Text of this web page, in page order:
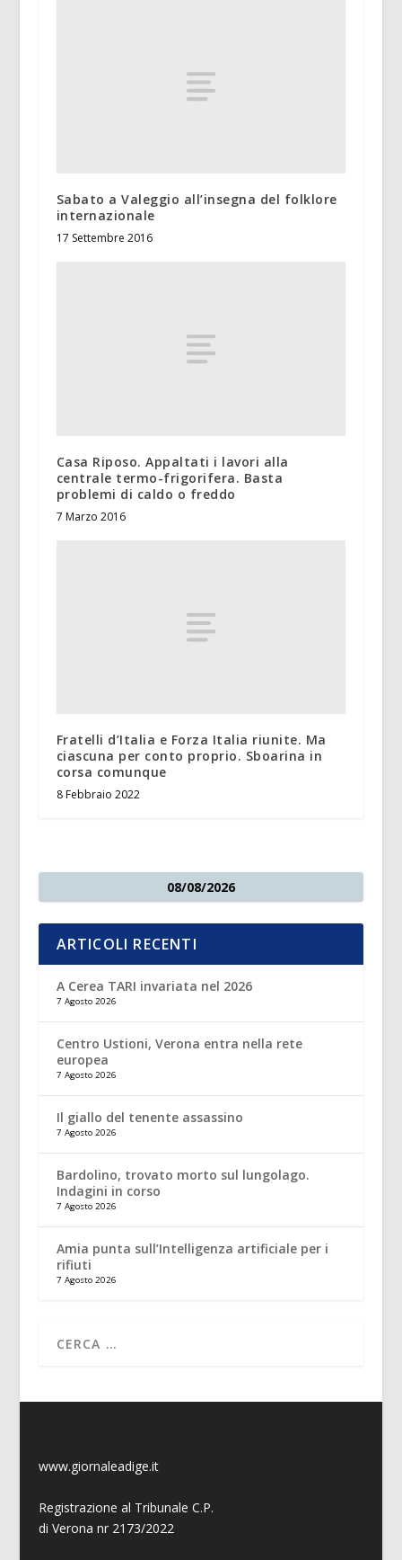
Sabato a Valeggio all’insegna del folklore
internazionale
17 Settembre 2016
Casa Riposo. Appaltati i lavori alla
centrale termo-frigorifera. Basta
problemi di caldo o freddo
7 Marzo 2016
Fratelli d’Italia e Forza Italia riunite. Ma
ciascuna per conto proprio. Sboarina in
corsa comunque
8 Febbraio 2022
08/08/2026
ARTICOLI RECENTI
A Cerea TARI invariata nel 2026
7 Agosto 2026
Centro Ustioni, Verona entra nella rete
europea
7 Agosto 2026
Il giallo del tenente assassino
7 Agosto 2026
Bardolino, trovato morto sul lungolago.
Indagini in corso
7 Agosto 2026
Amia punta sull’Intelligenza artificiale per i
rifiuti
7 Agosto 2026
www.giornaleadige.it
Registrazione al Tribunale C.P.
di Verona nr 2173/2022